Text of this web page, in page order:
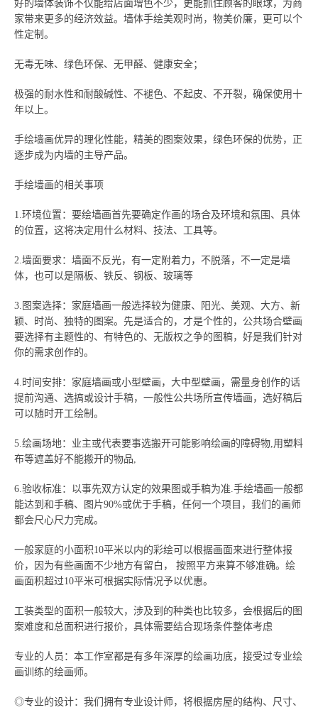
好的墙体装饰不仅能给店面增色不少，更能抓住顾客的眼球，为商
家带来更多的经济效益。墙体手绘美观时尚，物美价廉，更可以个
性定制。
无毒无味、绿色环保、无甲醛、健康安全；
极强的耐水性和耐酸碱性、不褪色、不起皮、不开裂，确保使用十
年以上。
手绘墙画优异的理化性能，精美的图案效果，绿色环保的优势，正
逐步成为内墙的主导产品。
手绘墙画的相关事项
1.环境位置：要绘墙画首先要确定作画的场合及环境和氛围、具体
的位置，这将决定用什么材料、技法、工具等。
2.墙面要求：墙面不反光，有一定附着力，不脱落，不一定是墙
体，也可以是隔板、铁反、钢板、玻璃等
3.图案选择：家庭墙画一般选择较为健康、阳光、美观、大方、新
颖、时尚、独特的图案。先是适合的，才是个性的，公共场合壁画
要选择有主题性的、有特色的、无版权之争的图稿，好是我们针对
你的需求创作的。
4.时间安排：家庭墙画或小型壁画，大中型壁画，需量身创作的话
提前沟通、选搞或设计手稿，一般性公共场所宣传墙画，选好稿后
可以随时开工绘制。
5.绘画场地：业主或代表要事选搬开可能影响绘画的障碍物,用塑料
布等遮盖好不能搬开的物品,
6.验收标准：以事先双方认定的效果图或手稿为准.手绘墙画一般都
能达到和手稿、图片90%或优于手稿，任何一个项目，我们的画师
都会尺心尺力完成。
一般家庭的小面积10平米以内的彩绘可以根据画面来进行整体报
价，因为有些画面不少地方有留白， 按照平方来算不够准确。绘
画面积超过10平米可根据实际情况予以优惠。
工装类型的面积一般较大，涉及到的种类也比较多，会根据后的图
案难度和总面积进行报价，具体需要结合现场条件整体考虑
专业的人员：本工作室都是有多年深厚的绘画功底，接受过专业绘
画训练的绘画师。
◎专业的设计：我们拥有专业设计师，将根据房屋的结构、尺寸、